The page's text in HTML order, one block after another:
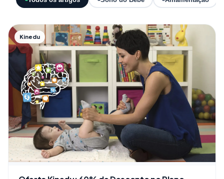
Kinedu